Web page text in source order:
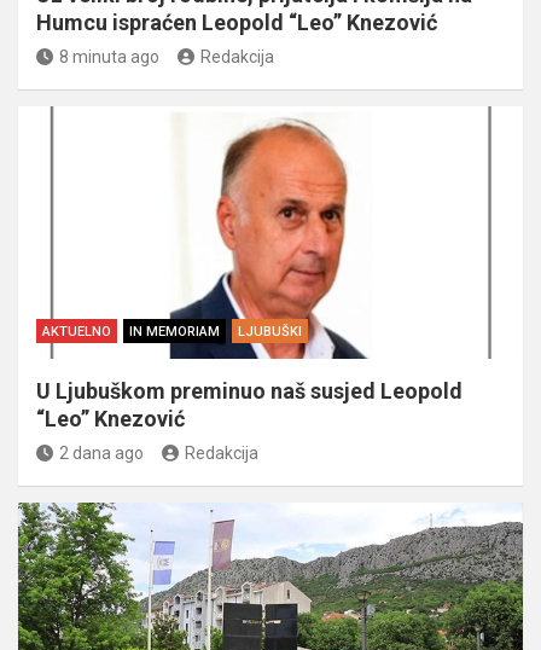
Humcu ispraćen Leopold “Leo” Knezović
8 minuta ago Redakcija
AKTUELNO IN MEMORIAM LJUBUŠKI
U Ljubuškom preminuo naš susjed Leopold
“Leo” Knezović
2 dana ago Redakcija